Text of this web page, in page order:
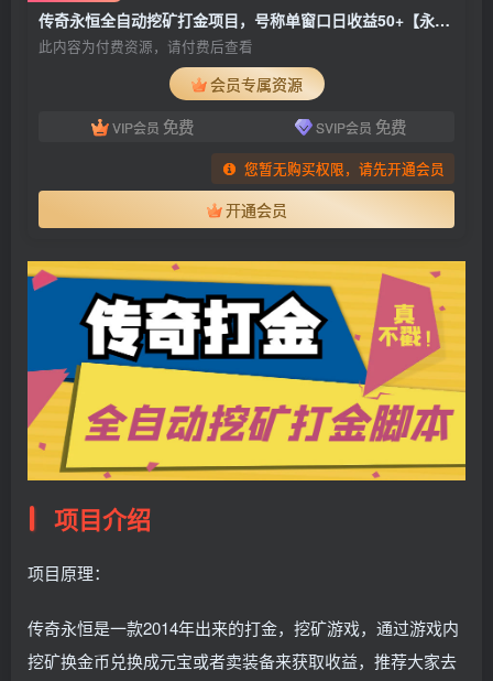
传奇永恒全自动挖矿打金项目，号称单窗口日收益50+【永久脚本+使用教程】
此内容为付费资源，请付费后查看
会员专属资源
VIP会员 免费 SVIP会员 免费
您暂无购买权限，请先开通会员
开通会员
项目介绍
项目原理：
传奇永恒是一款2014年出来的打金，挖矿游戏，通过游戏内
挖矿换金币兑换成元宝或者卖装备来获取收益，推荐大家去